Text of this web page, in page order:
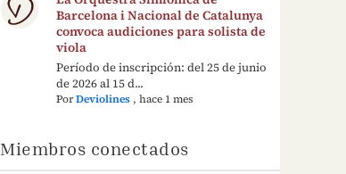
Barcelona i Nacional de Catalunya
convoca audiciones para solista de
viola
Período de inscripción: del 25 de junio
de 2026 al 15 d...
PorDeviolines ,hace 1 mes
Miembros conectados